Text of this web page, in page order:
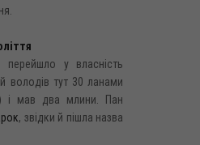
у власність
володів тут 30 ланами
і мав два млини. Пан
, звідки й пішла назва